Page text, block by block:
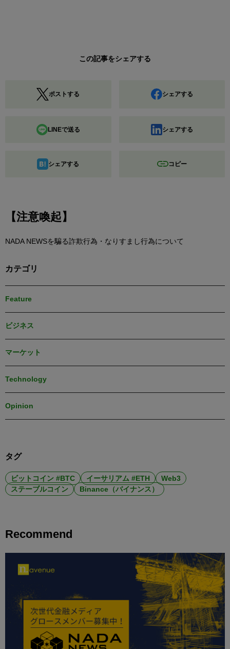
この記事をシェアする
ポストする シェアする
LINEで送る シェアする
シェアする コピー
【注意喚起】
NADA NEWSを騙る詐欺行為・なりすまし行為について
カテゴリ
Feature
ビジネス
マーケット
Technology
Opinion
タグ
ビットコイン #BTC イーサリアム #ETH
Web3
ステーブルコイン
Binance（バイナンス）
Recommend